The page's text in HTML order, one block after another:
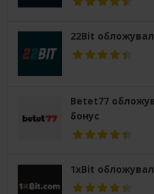
22Bit
Betet77
бонус
1xBit